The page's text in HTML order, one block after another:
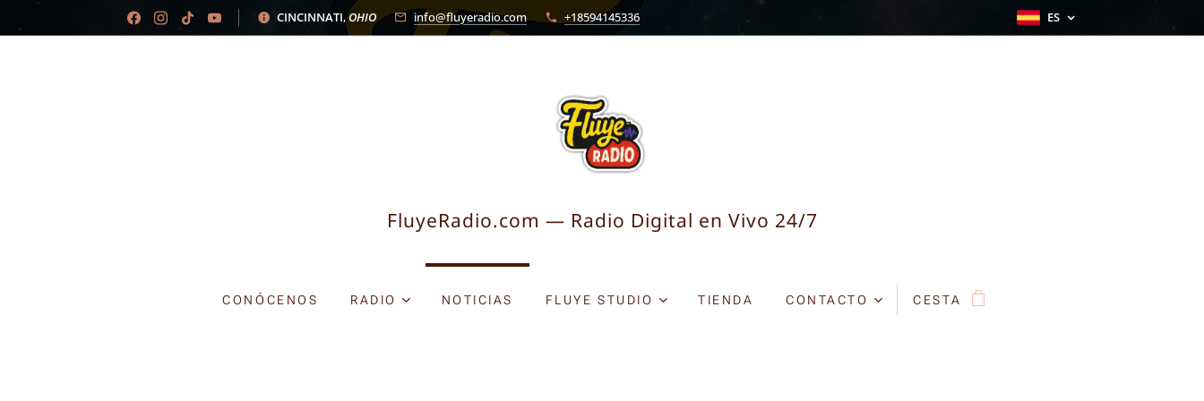
CINCINNATI,OHIO info@fluyeradio.com +18594145336 ES
FluyeRadio.com — Radio Digital en Vivo 24/7
CONÓCENOS RADIO NOTICIAS FLUYE STUDIO TIENDA CONTACTO CESTA